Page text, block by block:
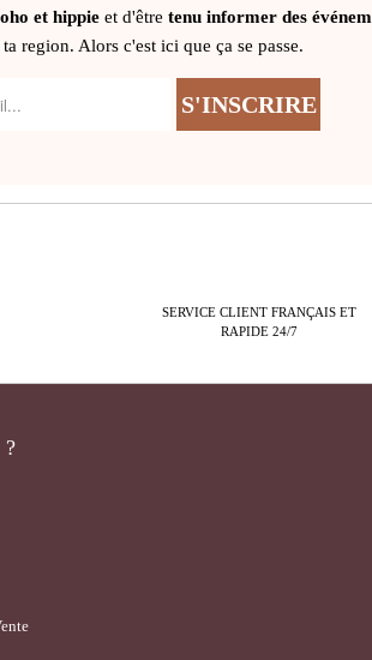
et hippie et d'être tenu informer des
ta region. Alors c'est ici que ça se passe.
SERVICE CLIENT FRANÇAIS ET
RAPIDE 24/7